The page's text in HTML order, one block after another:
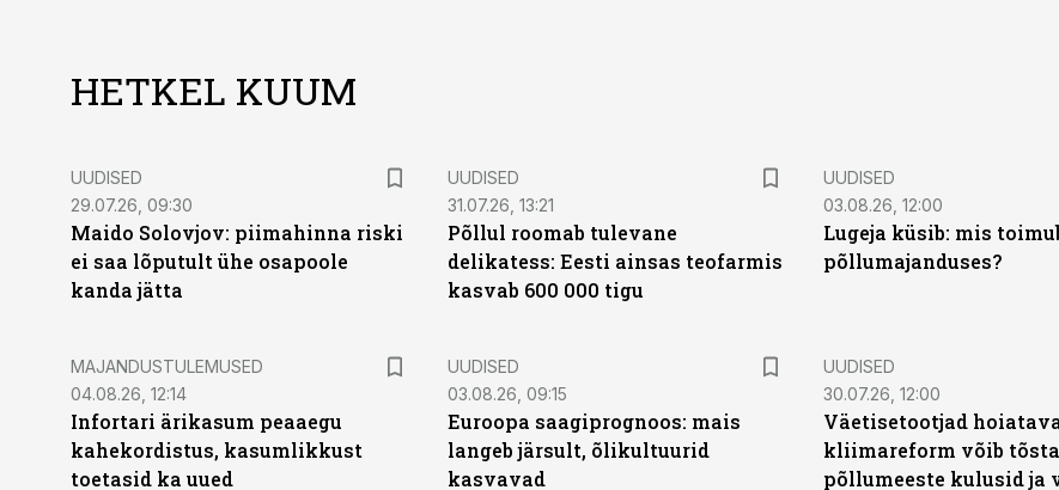
HETKEL KUUM
UUDISED
29.07.26, 09:30
Maido Solovjov: piimahinna riski
ei saa lõputult ühe osapoole
kanda jätta
UUDISED
31.07.26, 13:21
Põllul roomab tulevane
delikatess: Eesti ainsas teofarmis
kasvab 600 000 tigu
UUDISED
03.08.26, 12:00
Lugeja küsib: mis
põllumajanduses?
MAJANDUSTULEMUSED
04.08.26, 12:14
Infortari ärikasum peaaegu
kahekordistus, kasumlikkust
toetasid ka uued
UUDISED
03.08.26, 09:15
Euroopa saagiprognoos: mais
langeb järsult, õlikultuurid
kasvavad
UUDISED
30.07.26, 12:00
Väetisetootjad
kliimareform võib tõsta
põllumeeste kulusid ja